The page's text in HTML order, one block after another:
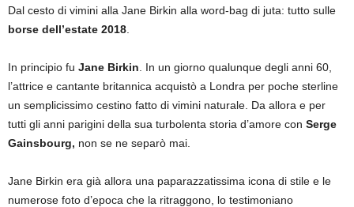
Dal cesto di vimini alla Jane Birkin alla word-bag di juta: tutto sulle
borse dell’estate 2018
In principio fu Jane Birkin . In un giorno qualunque degli anni 60,
l’attrice e cantante britannica acquistò a Londra per poche sterline
un semplicissimo cestino fatto di vimini naturale. Da allora e per
tutti gli anni parigini della sua turbolenta storia d’amore con Serge
Gainsbourg, non se ne separò mai.
Jane Birkin era già allora una paparazzatissima icona di stile e le
numerose foto d’epoca che la ritraggono, lo testimoniano